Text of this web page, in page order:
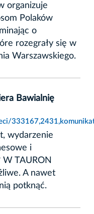
organizuje
Polaków
o
rozegrały się w
Warszawskiego.
Bawialnię
wydarzenie
i
W TAURON
A nawet
potknąć.